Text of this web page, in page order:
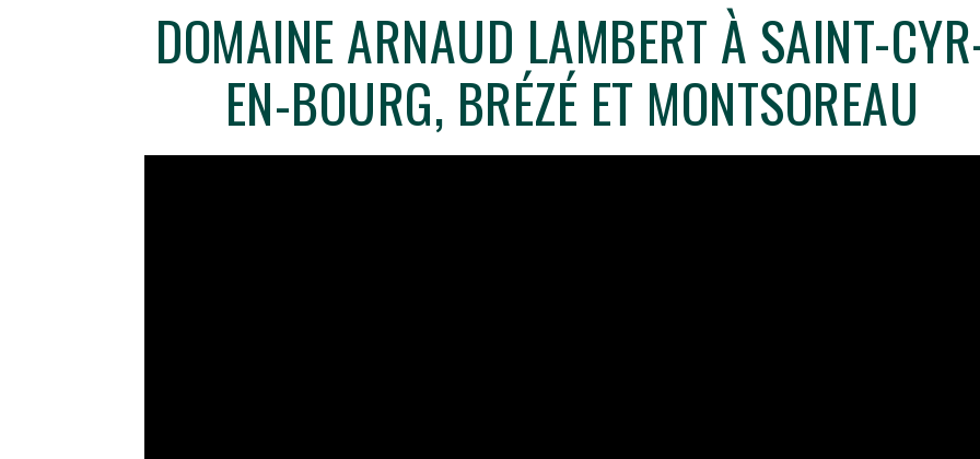
DOMAINE ARNAUD LAMBERT À SAINT-
EN-BOURG, BRÉZÉ ET MONTSOREAU